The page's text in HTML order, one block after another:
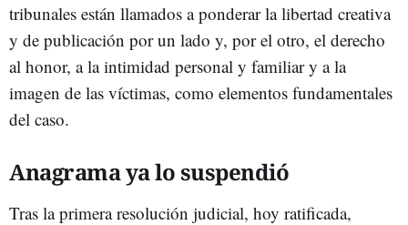
tribunales están llamados a ponderar la libertad creativa
y de publicación por un lado y, por el otro, el derecho
al honor, a la intimidad personal y familiar y a la
imagen de las víctimas, como elementos fundamentales
del caso.
Anagrama ya lo suspendió
Tras la primera resolución judicial, hoy ratificada,